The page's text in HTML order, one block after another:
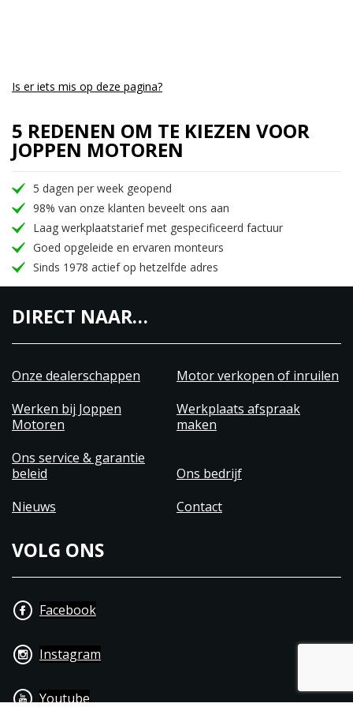
Is er iets mis op deze pagina?
5 REDENEN OM TE KIEZEN VOOR
JOPPEN MOTOREN
5 dagen per week geopend
98% van onze klanten beveelt ons aan
Laag werkplaatstarief met gespecificeerd factuur
Goed opgeleide en ervaren monteurs
Sinds 1978 actief op hetzelfde adres
DIRECT NAAR…
Onze dealerschappen
Motor verkopen of inruilen
Werken bij Joppen
Motoren
Werkplaats afspraak
maken
Ons service & garantie
beleid
Ons bedrijf
Nieuws
Contact
VOLG ONS
Facebook
Instagram
Youtube